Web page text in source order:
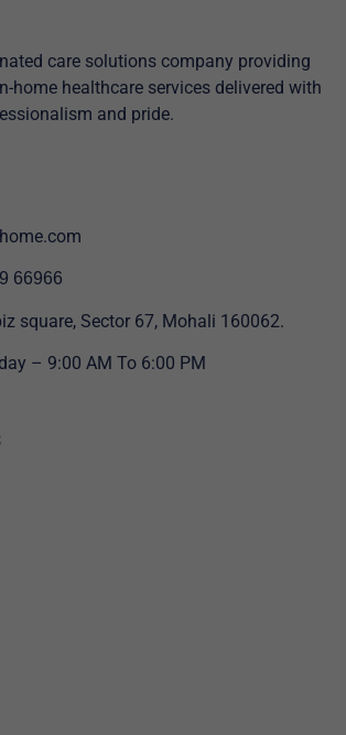
care solutions company providing
home healthcare services delivered with
and pride.
66966
square, Sector 67, Mohali 160062.
– 9:00 AM To 6:00 PM